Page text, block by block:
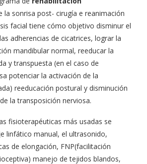
la sonrisa post- cirugía e reanimación
facial tiene cómo objetivo disminur el
adherencias de cicatrices, lograr la
mandibular normal, reeducar la
y transpuesta (en el caso de
potenciar la activación de la
reeducación postural y disminución
la transposición nerviosa.
fisioterapéuticas más usadas se
linfático manual, el ultrasonido,
de elongación, FNP(facilitación
manejo de tejidos blandos,